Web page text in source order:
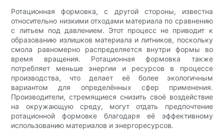
Ротационная формовка, с другой стороны, известна
относительно низкими отходами материала по сравнению
с литьем под давлением. Этот процесс не приводит к
образованию излишков материала и литников, поскольку
смола равномерно распределяется внутри формы во
время вращения. Ротационная формовка также
потребляет меньше энергии и ресурсов в процессе
производства, что делает её более экологичным
вариантом для определённых сфер применения.
Производители, стремящиеся снизить своё воздействие
на окружающую среду, могут отдать предпочтение
ротационной формовке благодаря её эффективному
использованию материалов и энергоресурсов.